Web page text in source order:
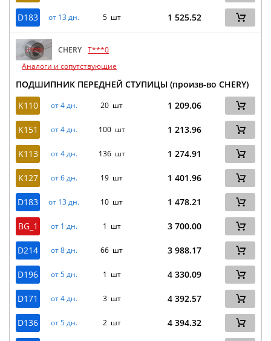
D183 от 13 дн. 5 шт 1 525.52
CHERY T***0
Аналоги и сопутствующие
ПОДШИПНИК ПЕРЕДНЕЙ СТУПИЦЫ (произв-во CHERY)
K110
от 4 дн. 20 шт 1 209.06
K151 от 4 дн. 100 шт 1 213.96
K113 от 4 дн. 136 шт 1 274.91
K127 от 6 дн. 19 шт 1 401.96
D183 от 13 дн. 10 шт 1 478.21
BG_1 от 1 дн. 1 шт 3 700.00
D214 от 8 дн. 66 шт 3 988.17
D196 от 5 дн. 1 шт 4 330.09
D171 от 4 дн. 3 шт 4 392.57
D136 от 5 дн. 2 шт 4 394.32